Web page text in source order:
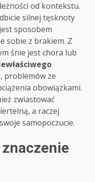
od kontekstu.
silnej tęsknoty
sposobem
sobie z brakiem. Z
śnie jest chora lub
, problemów ze
obowiązkami.
zwiastować
a raczej
samopoczucie.